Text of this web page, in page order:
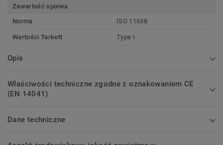
Zawartość spoiwa
Norma
ISO 11638
Wartości Tarkett Type I
Opis
Właściwości techniczne zgodne z oznakowaniem CE
(EN 14041)
Dane techniczne